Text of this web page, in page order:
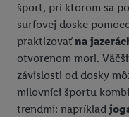
šport, pri ktorom sa
surfovej doske
praktizovaťna
otvorenom mori.
závislosti od dosky
milovníci športu
trendmi: napríklad